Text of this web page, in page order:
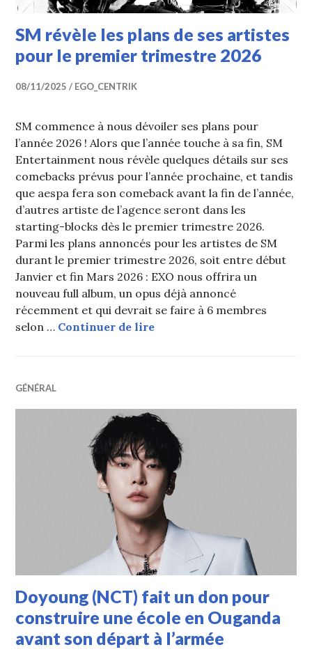
SM révèle les plans de ses artistes
pour le premier trimestre 2026
08/11/2025 EGO_CENTRIK
SM commence à nous dévoiler ses plans pour
l’année 2026 ! Alors que l’année touche à sa fin, SM
Entertainment nous révèle quelques détails sur ses
comebacks prévus pour l’année prochaine, et tandis
que aespa fera son comeback avant la fin de l’année,
d’autres artiste de l’agence seront dans les
starting-blocks dès le premier trimestre 2026.
Parmi les plans annoncés pour les artistes de SM
durant le premier trimestre 2026, soit entre début
Janvier et fin Mars 2026 : EXO nous offrira un
nouveau full album, un opus déjà annoncé
récemment et qui devrait se faire à 6 membres
selon … Continuer de lireSM révèle les plans de ses
GÉNÉRAL
Doyoung (NCT) fait un don pour
construire une école en Ouganda
avant son départ à l’armée